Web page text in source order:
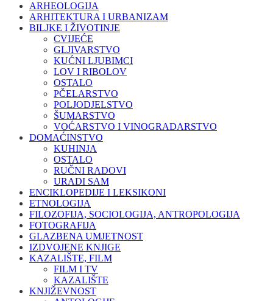
ARHEOLOGIJA
ARHITEKTURA I URBANIZAM
BILJKE I ŽIVOTINJE
CVIJEĆE
GLJIVARSTVO
KUĆNI LJUBIMCI
LOV I RIBOLOV
OSTALO
PČELARSTVO
POLJODJELSTVO
ŠUMARSTVO
VOĆARSTVO I VINOGRADARSTVO
DOMAĆINSTVO
KUHINJA
OSTALO
RUČNI RADOVI
URADI SAM
ENCIKLOPEDIJE I LEKSIKONI
ETNOLOGIJA
FILOZOFIJA, SOCIOLOGIJA, ANTROPOLOGIJA
FOTOGRAFIJA
GLAZBENA UMJETNOST
IZDVOJENE KNJIGE
KAZALIŠTE, FILM
FILM I TV
KAZALIŠTE
KNJIŽEVNOST